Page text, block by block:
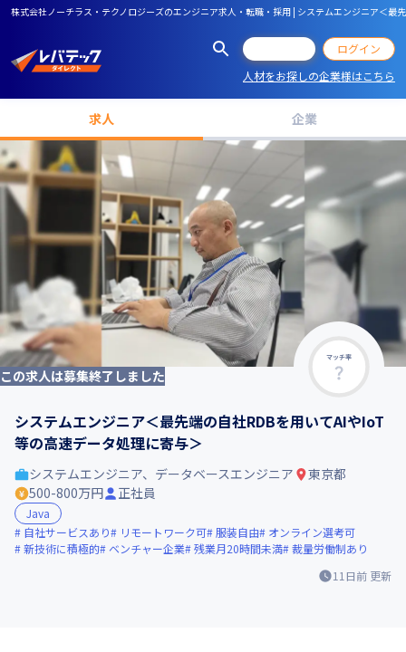
株式会社ノーチラス・テクノロジーズのエンジニア求人・転職・採用 | システムエンジニア＜最
ログイン
人材をお探しの企業様はこちら
求人 企業
マッチ率
この求人は募集終了しました
システムエンジニア＜最先端の自社RDBを用いてAIやIoT
等の高速データ処理に寄与＞
11日前 更新
システムエンジニア、データベースエンジニア
東京都
500-800万円
正社員
Java
自社サービスあり
リモートワーク可 服装自由
オンライン選考可
新技術に積極的
ベンチャー企業 残業月20時間未満 裁量労働制あり